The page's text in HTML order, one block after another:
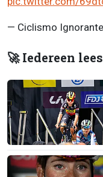
— Ciclismo
🚀 Iedereen